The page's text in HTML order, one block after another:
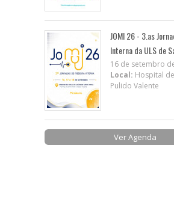
JOMI 26 - 3.as
Interna da ULS de
16 de setembro
Local: Hospital
Pulido Valente
Ver Agenda